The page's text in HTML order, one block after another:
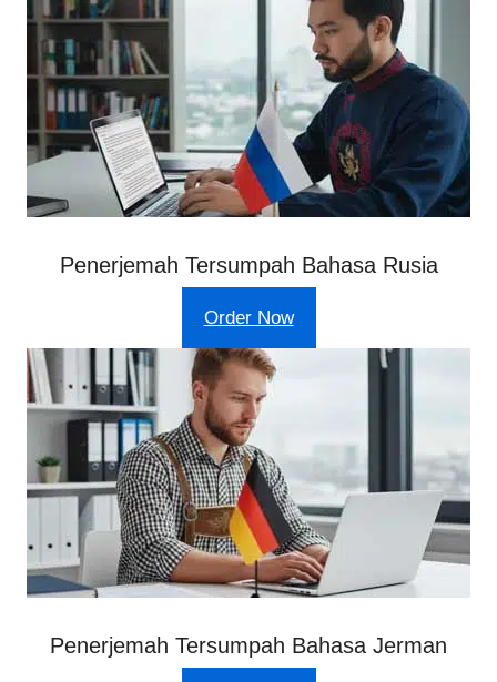
Penerjemah Tersumpah Bahasa Rusia
Order Now
Penerjemah Tersumpah Bahasa Jerman